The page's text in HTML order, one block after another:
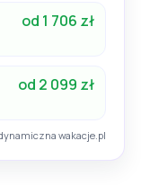
od 1 706 zł
od 2 099 zł
wakacje.pl